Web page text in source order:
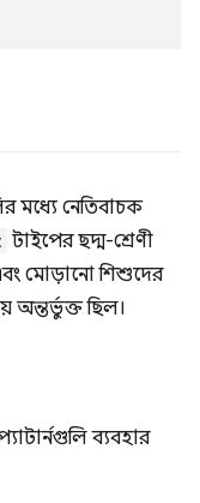
নেতিবাচক
টাইপের ছদ্ম-শ্রেণী
মোড়ানো শিশুদের
অন্তর্ভুক্ত ছিল।
ব্যবহার